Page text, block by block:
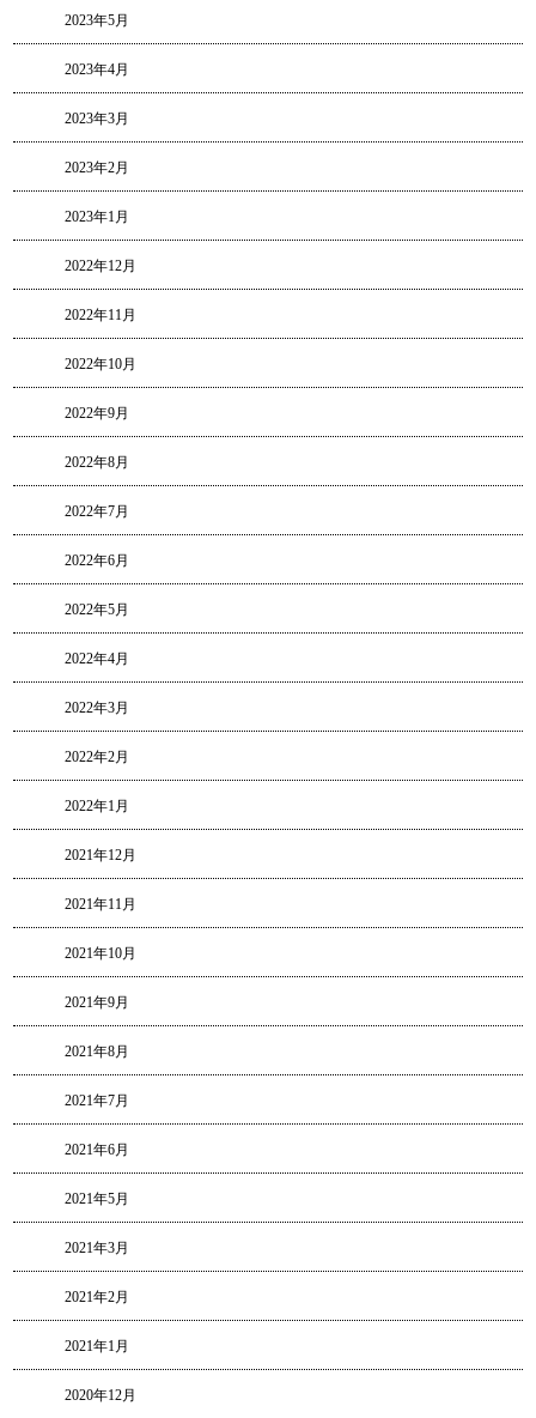
2023年5月
2023年4月
2023年3月
2023年2月
2023年1月
2022年12月
2022年11月
2022年10月
2022年9月
2022年8月
2022年7月
2022年6月
2022年5月
2022年4月
2022年3月
2022年2月
2022年1月
2021年12月
2021年11月
2021年10月
2021年9月
2021年8月
2021年7月
2021年6月
2021年5月
2021年3月
2021年2月
2021年1月
2020年12月